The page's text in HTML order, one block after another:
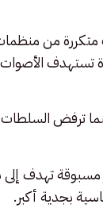
متكررة من
الأصوات
ترفض
مسبوقة تهدف
بجدية أكبر.